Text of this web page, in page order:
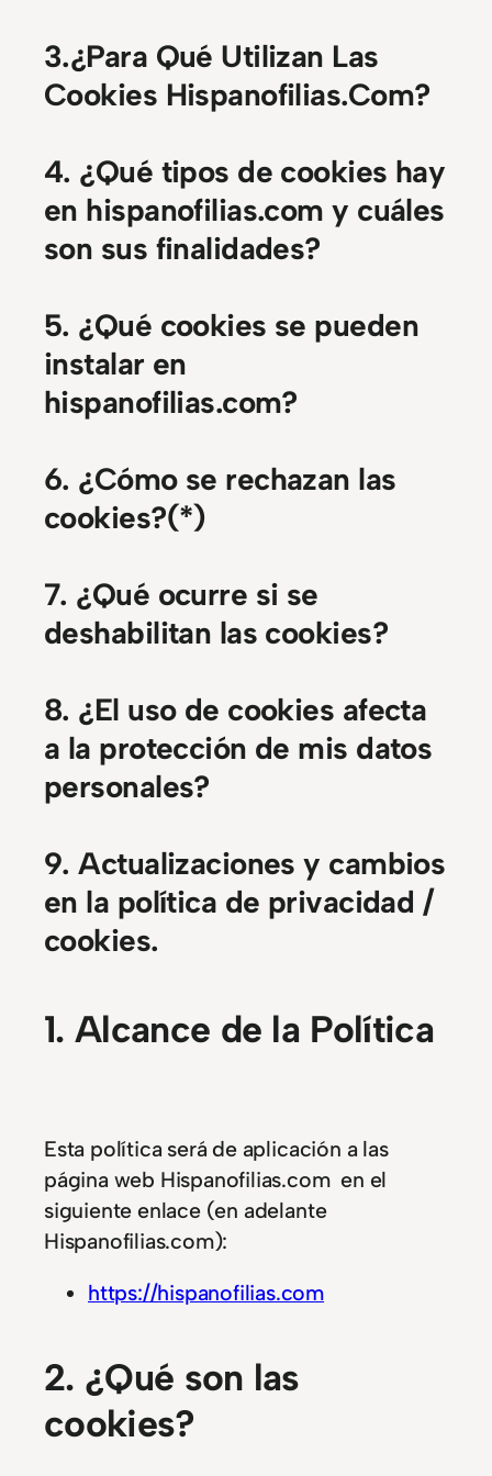
3.¿Para Qué Utilizan Las
Cookies Hispanofilias.Com?
4. ¿Qué tipos de cookies hay
en hispanofilias.com y cuáles
son sus finalidades?
5. ¿Qué cookies se pueden
instalar en
hispanofilias.com?
6. ¿Cómo se rechazan las
cookies?(*)
7. ¿Qué ocurre si se
deshabilitan las cookies?
8. ¿El uso de cookies afecta
a la protección de mis datos
personales?
9. Actualizaciones y cambios
en la política de privacidad /
cookies.
1. Alcance de la Política
Esta política será de aplicación a las
página web Hispanofilias.com en el
siguiente enlace (en adelante
Hispanofilias.com):
https://hispanofilias.com
2. ¿Qué son las
cookies?